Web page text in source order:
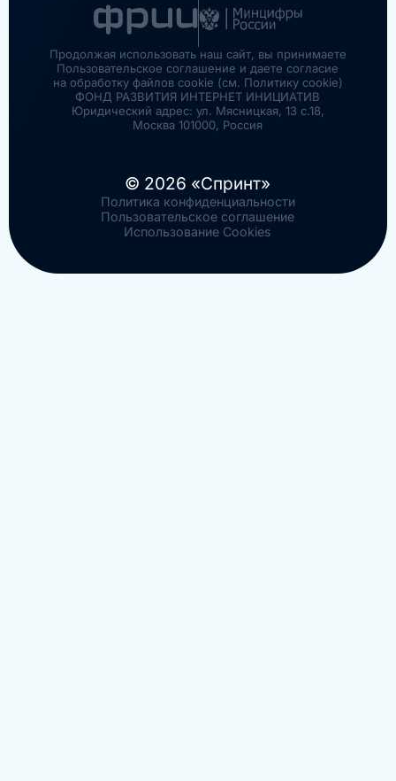
Продолжая использовать наш сайт, вы принимаете
Пользовательское соглашение и даете согласие
на обработку файлов cookie (см. Политику cookie)
ФОНД РАЗВИТИЯ ИНТЕРНЕТ ИНИЦИАТИВ
Юридический адрес: ул. Мясницкая, 13 с.18,
Москва 101000, Россия
© 2026 «Спринт»
Политика конфиденциальности
Пользовательское соглашение
Использование Cookies